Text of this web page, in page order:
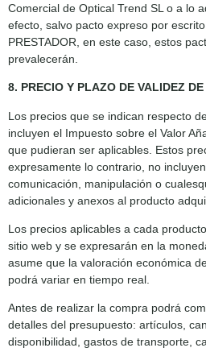
Comercial de Optical Trend SL o a lo
efecto, salvo pacto expreso por
PRESTADOR, en este caso, estos
prevalecerán.
8. PRECIO Y PLAZO DE VALIDEZ
Los precios que se indican respecto
incluyen el Impuesto sobre el Valor
que pudieran ser aplicables. Estos
expresamente lo contrario, no
comunicación, manipulación o
adicionales y anexos al producto
Los precios aplicables a cada
sitio web y se expresarán en la
asume que la valoración económica
podrá variar en tiempo real.
Antes de realizar la compra podrá
detalles del presupuesto: artículos,
disponibilidad, gastos de transporte,